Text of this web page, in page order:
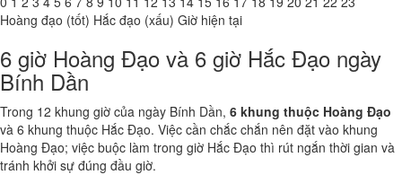
Hoàng đạo (tốt) Hắc đạo (xấu) Giờ hiện tại
6 giờ Hoàng Đạo và 6 giờ Hắc Đạo ngày
Bính Dần
Trong 12 khung giờ của ngày Bính Dần, 6 khung thuộc Hoàng Đạo
và 6 khung thuộc Hắc Đạo. Việc cần chắc chắn nên đặt vào khung
Hoàng Đạo; việc buộc làm trong giờ Hắc Đạo thì rút ngắn thời gian và
tránh khởi sự đúng đầu giờ.